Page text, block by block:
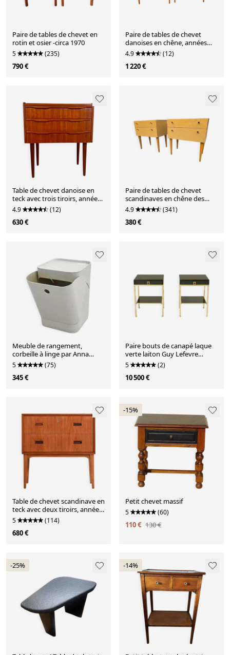
Paire de tables de chevet en
rotin et osier -circa 1970
5 (235)
790 €
Paire de tables de chevet
danoises en chêne, années
1960
4.9 (12)
1 220 €
Table de chevet danoise en
teck avec trois tiroirs, années
1960
4.9 (12)
630 €
Paire de tables de chevet
scandinaves en chêne des
années 60
4.9 (341)
380 €
Meuble de rangement,
corbeille à linge par Anna
Castelli pour Kartell, 1970
5 (75)
345 €
Paire bouts de canapé laque
verte laiton Guy Lefevre
Maison Jansen 1970
5 (2)
10 500 €
Table de chevet scandinave en
teck avec deux tiroirs, années
1960.
5 (114)
680 €
-15%
Petit chevet massif
5 (60)
110 € 130 €
-25% -14%